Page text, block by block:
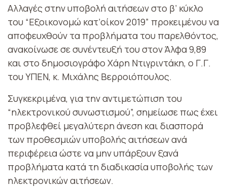
Αλλαγές στην υποβολή αιτήσεων στο β’ κύκλο
του “Εξοικονομώ κατ’οίκον 2019” προκειμένου να
αποφευχθούν τα προβλήματα του παρελθόντος,
ανακοίνωσε σε συνέντευξή του στον Άλφα 9,89
και στο δημοσιογράφο Χάρη Ντιγριντάκη, ο Γ.Γ.
του ΥΠΕΝ, κ. Μιχάλης Βερροιόπουλος.
Συγκεκριμένα, για την αντιμετώπιση του
“ηλεκτρονικού συνωστισμού”, σημείωσε πως έχει
προβλεφθεί μεγαλύτερη άνεση και διασπορά
των προθεσμιών υποβολής αιτήσεων ανά
περιφέρεια ώστε να μην υπάρξουν ξανά
προβλήματα κατά τη διαδικασία υποβολής των
ηλεκτρονικών αιτήσεων.